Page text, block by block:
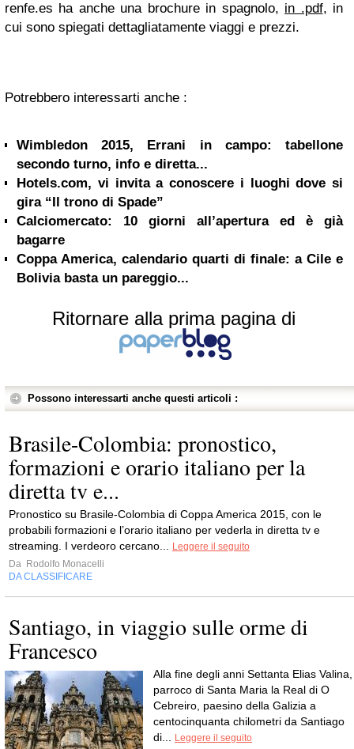
renfe.es ha anche una brochure in spagnolo, in .pdf, in
cui sono spiegati dettagliatamente viaggi e prezzi.
Potrebbero interessarti anche :
Wimbledon 2015, Errani in campo: tabellone
secondo turno, info e diretta...
Hotels.com, vi invita a conoscere i luoghi dove si
gira “Il trono di Spade”
Calciomercato: 10 giorni all’apertura ed è già
bagarre
Coppa America, calendario quarti di finale: a Cile e
Bolivia basta un pareggio...
Ritornare alla prima pagina di
Possono interessarti anche questi articoli :
Brasile-Colombia: pronostico,
formazioni e orario italiano per la
diretta tv e...
Pronostico su Brasile-Colombia di Coppa America 2015, con le
probabili formazioni e l’orario italiano per vederla in diretta tv e
streaming. I verdeoro cercano...
Leggere il seguito
Da Rodolfo Monacelli
DA CLASSIFICARE
Santiago, in viaggio sulle orme di
Francesco
Alla fine degli anni Settanta Elias Valina,
parroco di Santa Maria la Real di O
Cebreiro, paesino della Galizia a
centocinquanta chilometri da Santiago
di...
Leggere il seguito